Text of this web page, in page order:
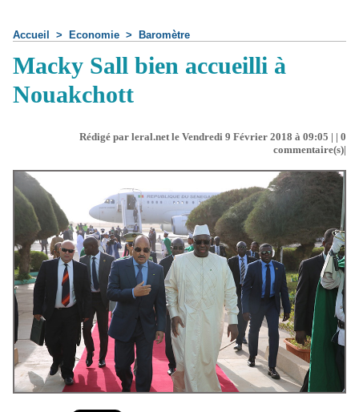
Accueil > Economie > Baromètre
Macky Sall bien accueilli à
Nouakchott
Rédigé par leral.net le Vendredi 9 Février 2018 à 09:05 | | 0
commentaire(s)|